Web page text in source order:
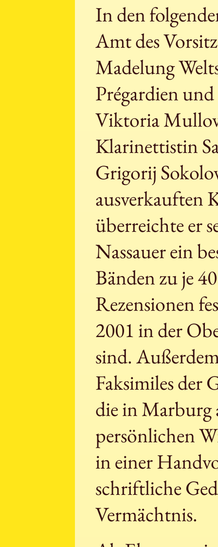
In den
Amt des
Madelung
Prégardien
Viktoria
Klarinettistin
Grigorij
ausverkauften
überreichte er
Nassauer ein
Bänden zu je
Rezensionen
2001 in der
sind.
Faksimiles der
die in
persönlichen
in einer
schriftliche
Vermächtnis.